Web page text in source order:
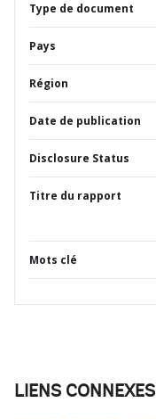
Type de document
Pays
Région
Date de publication
Disclosure Status
Titre du rapport
Mots clé
LIENS CONNEXES